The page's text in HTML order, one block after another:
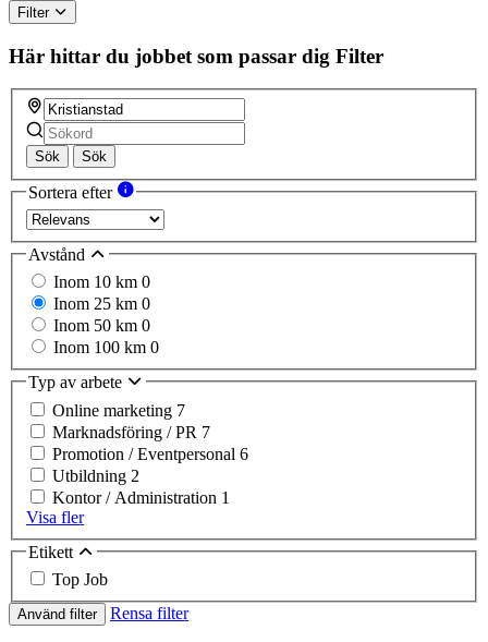
Filter
Här hittar du jobbet som passar dig Filter
Sök Sök
Sortera efter
Avstånd
Inom 10 km 0
Inom 25 km 0
Inom 50 km 0
Inom 100 km 0
Typ av arbete
Online marketing 7
Marknadsföring / PR 7
Promotion / Eventpersonal 6
Utbildning 2
Kontor / Administration 1
Visa fler
Etikett
Top Job
Använd filter Rensa filter